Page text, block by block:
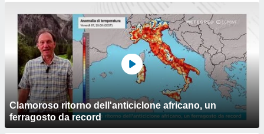
Clamoroso ritorno dell'anticiclone africano, un
ferragosto da record